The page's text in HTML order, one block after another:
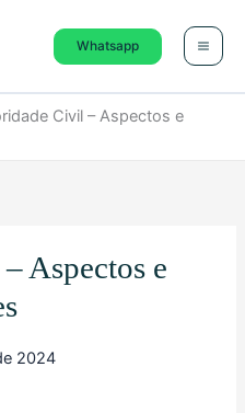
Whatsapp
Civil – Aspectos e
Aspectos e
2024